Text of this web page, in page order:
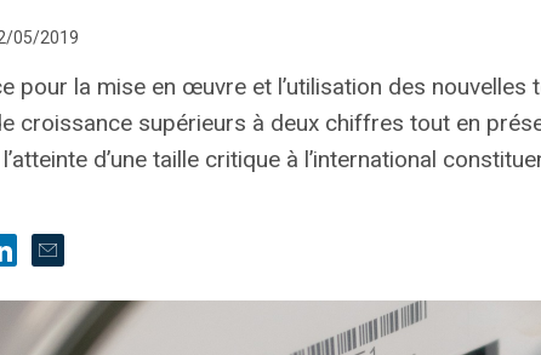
05/2019
pour la mise en œuvre et l’utilisation des
croissance supérieurs à deux chiffres tout en
d’une taille critique à l’international